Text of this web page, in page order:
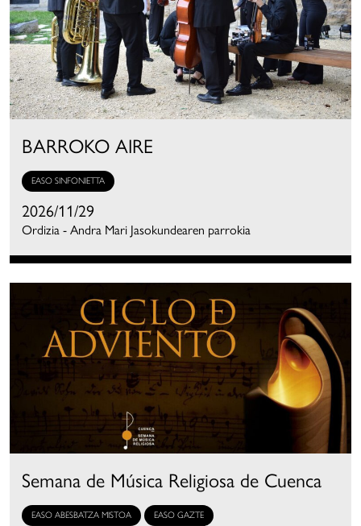
BARROKO AIRE
EASO SINFONIETTA
2026/11/29
Ordizia - Andra Mari Jasokundearen parrokia
Semana de Música Religiosa de Cuenca
EASO ABESBATZA MISTOA EASO GAZTE